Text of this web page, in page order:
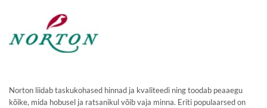
Norton liidab taskukohased hinnad ja kvaliteedi ning toodab peaaegu
kõike, mida hobusel ja ratsanikul võib vaja minna. Eriti populaarsed on